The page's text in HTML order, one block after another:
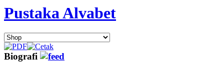
Pustaka Alvabet
Biografi